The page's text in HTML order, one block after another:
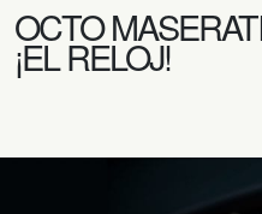
OCTO
¡EL RELOJ!